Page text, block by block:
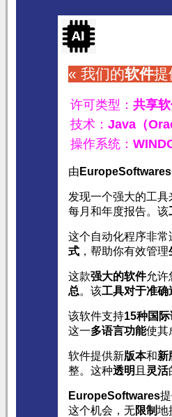
« 我们的软件提
许可类型： 共享
技术： Java（
操作系统：
由 EuropeSoftwares
发现一个强大的工
每月和年度报告。该
这个自动化程序非
式 ，帮助你有效管理
这款强大的软件允许
总。该工具对于准确
该软件支持15种国
这一多语言功能使其
软件提供新版本和新
整。这种透明 且 灵活
EuropeSoftwares
这个机会，无限制地